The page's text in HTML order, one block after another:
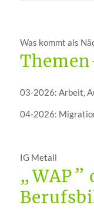
Was kommt als
03-2026: Arbeit,
04-2026:
IG Metall
„WAP”